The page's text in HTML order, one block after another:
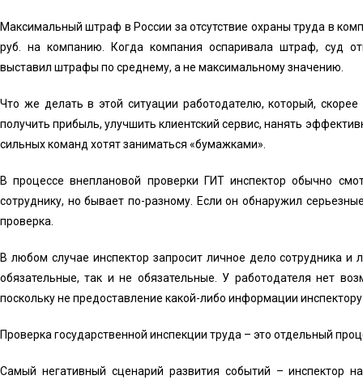
Максимальный штраф в России за отсутствие охраны труда в
руб. на компанию. Когда компания оспаривала штраф, суд
выставил штрафы по среднему, а не максимальному значению.
Что же делать в этой ситуации работодателю, который,
получить прибыль, улучшить клиентский сервис, нанять
сильных команд хотят заниматься «бумажками».
В процессе внеплановой проверки ГИТ инспектор обычно
сотруднику, но бывает по-разному. Если он обнаружил
проверка.
В любом случае инспектор запросит личное дело сотрудника
обязательные, так и не обязательные. У работодателя нет
поскольку не предоставление какой-либо информации
Проверка государственной инспекции труда – это отдельный
Самый негативный сценарий развития событий – инспектор